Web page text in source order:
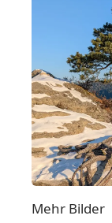
Mehr Bilder